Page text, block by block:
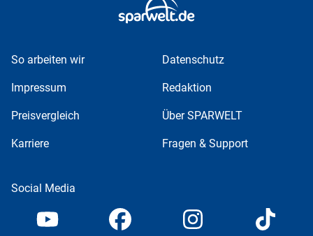
So arbeiten wir Datenschutz
Impressum Redaktion
Preisvergleich Über SPARWELT
Karriere Fragen & Support
Social Media